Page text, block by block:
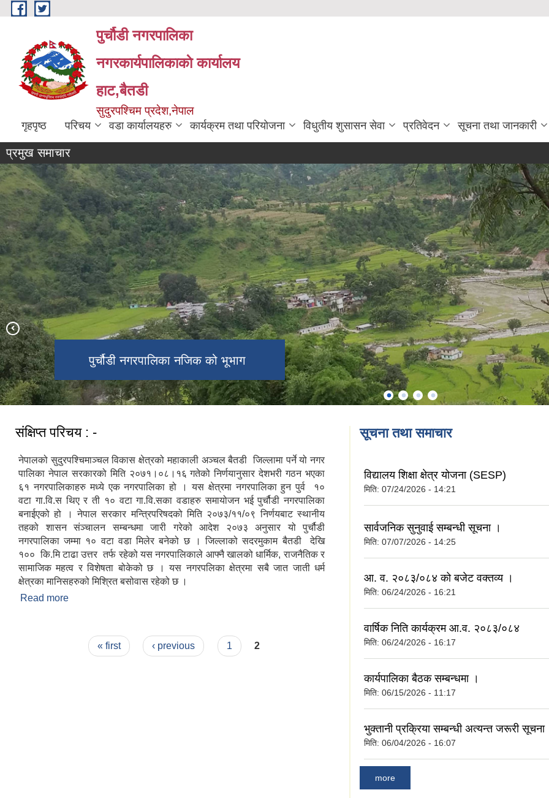
Skip to main content
पुर्चौडी नगरपालिका
नगरकार्यपालिकाकाे कार्यालय
हाट,बैतडी
सुदुरपश्चिम प्रदेश,नेपाल
गृहपृष्ठ परिचय वडा कार्यालयहरु कार्यक्रम तथा परियोजना विधुतीय शुसासन सेवा प्रतिवेदन सूचना तथा जानकारी
प्रमुख समाचार
पुर्चौडी नगरपालिका नजिक को भूभाग
डिलाशैनी भगवती मन्दिर
संक्षिप्त परिचय : -
नेपालको सुदुरपश्चिमाञ्चल विकास क्षेत्रको महाकाली अञ्चल बैतडी जिल्लामा पर्ने यो नगर
पालिका नेपाल सरकारको मिति २०७१।०८।१६ गतेको निर्णयानुसार देशभरी गठन भएका
६१ नगरपालिकाहरु मध्ये एक नगरपालिका हो । यस क्षेत्रमा नगरपालिका हुन पुर्व १०
वटा गा.वि.स थिए र ती १० वटा गा.वि.सका वडाहरु समायोजन भई पुर्चौडी नगरपालिका
बनाईएको हो । नेपाल सरकार मन्त्रिपरिषदको मिति २०७३/११/०९ निर्णयबाट स्थानीय
तहको शासन संञ्चालन सम्बन्धमा जारी गरेको आदेश २०७३ अनुसार यो पुर्चौडी
नगरपालिका जम्मा १० वटा वडा मिलेर बनेको छ । जिल्लाको सदरमुकाम बैतडी देखि
१०० कि.मि टाढा उत्तर तर्फ रहेको यस नगरपालिकाले आफ्नै खालको धार्मिक, राजनैतिक र
सामाजिक महत्व र विशेषता बोकेको छ । यस नगरपलिका क्षेत्रमा सबै जात जाती धर्म
क्षेत्रका मानिसहरुको मिश्रित बसोवास रहेको छ ।
Read more
« first ‹ previous 1 2
सूचना तथा समाचार
विद्यालय शिक्षा क्षेत्र योजना (SESP)
मिति: 07/24/2026 - 14:21
सार्वजनिक सुनुवाई सम्बन्धी सूचना ।
मिति: 07/07/2026 - 14:25
आ. व. २०८३/०८४ को बजेट वक्तव्य ।
मिति: 06/24/2026 - 16:21
वार्षिक निति कार्यक्रम आ.व. २०८३/०८४
मिति: 06/24/2026 - 16:17
कार्यपालिका बैठक सम्बन्धमा ।
मिति: 06/15/2026 - 11:17
भुक्तानी प्रक्रिया सम्बन्धी अत्यन्त जरूरी सूचना
मिति: 06/04/2026 - 16:07
more